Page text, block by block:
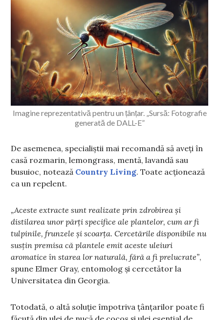
Imagine reprezentativă pentru un țânțar. „Sursă: Fotografie
generată de DALL-E”
De asemenea, specialiștii mai recomandă să aveți în
casă rozmarin, lemongrass, mentă, lavandă sau
busuioc, notează Country Living. Toate acționează
ca un repelent.
„Aceste extracte sunt realizate prin zdrobirea și
distilarea unor părți specifice ale plantelor, cum ar fi
tulpinile, frunzele și scoarța. Cercetările disponibile nu
susțin premisa că plantele emit aceste uleiuri
aromatice în starea lor naturală, fără a fi prelucrate”,
spune Elmer Gray, entomolog și cercetător la
Universitatea din Georgia.
Totodată, o altă soluție împotriva țânțarilor poate fi